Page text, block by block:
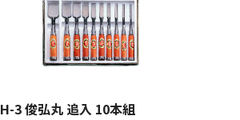
H-3 俊弘丸 追入 10本組